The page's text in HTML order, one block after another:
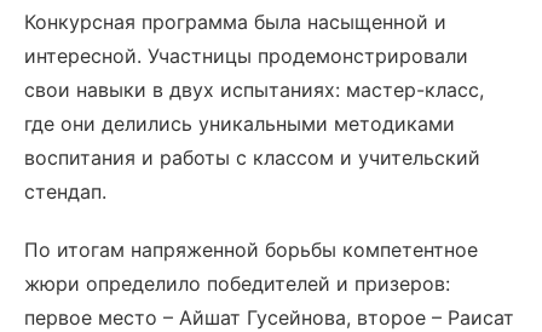
Конкурсная программа была насыщенной и
интересной. Участницы продемонстрировали
свои навыки в двух испытаниях: мастер-класс,
где они делились уникальными методиками
воспитания и работы с классом и учительский
стендап.
По итогам напряженной борьбы компетентное
жюри определило победителей и призеров:
первое место – Айшат Гусейнова, второе – Раисат